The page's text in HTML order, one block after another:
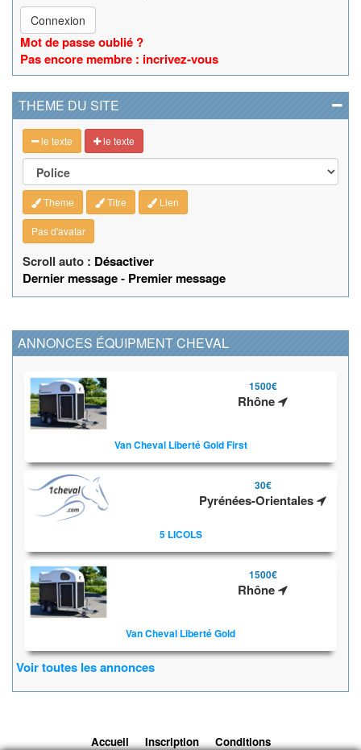
Connexion
Mot de passe oublié ?
Pas encore membre : incrivez-vous
THEME DU SITE
le texte le texte
Theme Titre Lien
Pas d'avatar
Scroll auto : Désactiver
Dernier message- Premier message
ANNONCES ÉQUIPMENT CHEVAL
1500€
Rhône
Van Cheval Liberté Gold First
30€
Pyrénées-Orientales
5 LICOLS
1500€
Rhône
Van Cheval Liberté Gold
Voir toutes les annonces
Accueil Inscription Conditions